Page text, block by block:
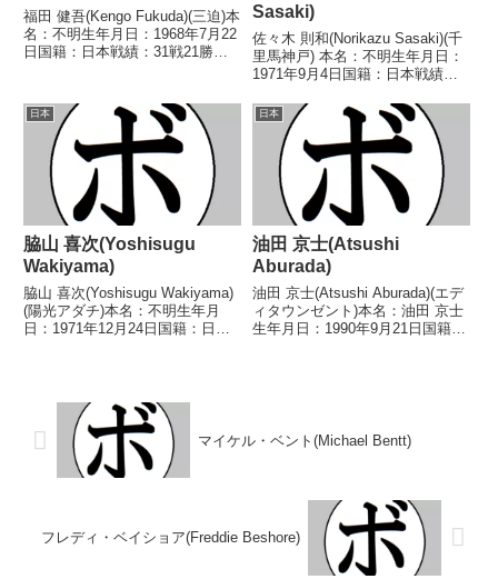
福田 健吾(Kengo Fukuda)(三迫)本
名：不明生年月日：1968年7月22
日国籍：日本戦績：31戦21勝
○4RKO 上沢 正(角海老宝
石)1985/12/26 ...
Sasaki)
佐々木 則和(Norikazu Sasaki)(千
里馬神戸) 本名：不明生年月日：
1971年9月4日国籍：日本戦績：
トル】なし 【戦歴】
1991/11/01 ○1RKO 塚本 健二
(ハラダ)1991/...
日本
脇山 喜次(Yoshisugu
Wakiyama)
脇山 喜次(Yoshisugu Wakiyama)
(陽光アダチ)本名：不明生年月
日：1971年12月24日国籍：日本
林)1990/04/1...
日本
油田 京士(Atsushi
Aburada)
油田 京士(Atsushi Aburada)(エデ
ィタウンゼント)本名：油田 京士
生年月日：1990年9月21日国籍：
マイケル・ベント(Michael Bentt)
フレディ・ベイショア(Freddie Beshore)